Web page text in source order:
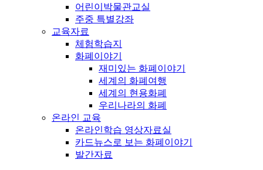
어린이박물관교실
주중 특별강좌
교육자료
체험학습지
화폐이야기
재미있는 화폐이야기
세계의 화폐여행
세계의 현용화폐
우리나라의 화폐
온라인 교육
온라인학습 영상자료실
카드뉴스로 보는 화폐이야기
발간자료